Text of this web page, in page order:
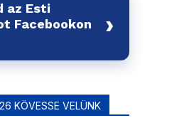
az Esti
Facebookon
›
KÖVESSE VELÜNK